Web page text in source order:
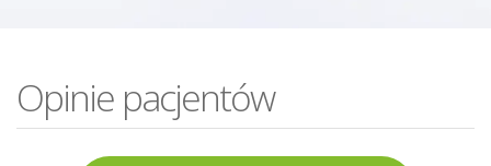
Opinie pacjentów